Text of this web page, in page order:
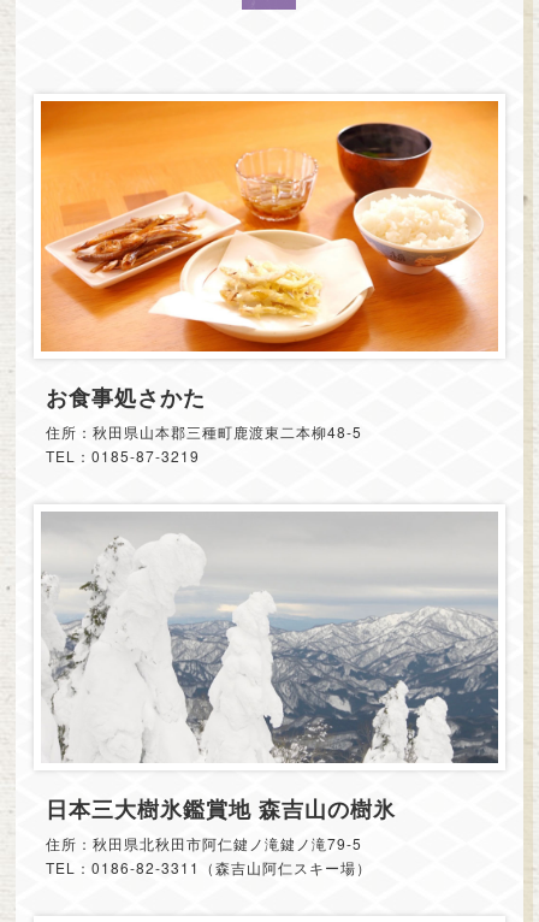
お食事処さかた
住所：秋田県山本郡三種町鹿渡東二本柳48-5
TEL：0185-87-3219
日本三大樹氷鑑賞地 森吉山の樹氷
住所：秋田県北秋田市阿仁鍵ノ滝鍵ノ滝79-5
TEL：0186-82-3311（森吉山阿仁スキー場）